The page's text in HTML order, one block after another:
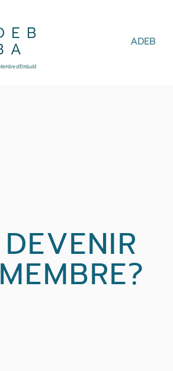
ADEB
DEVENIR
MEMBRE?